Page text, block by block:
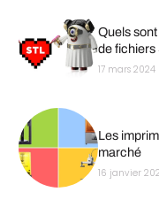
Quels
de fichiers
17 mars 2024
Les
marché
16 janvier